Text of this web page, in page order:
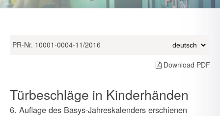
PR-Nr. 10001-0004-11/2016
Download PDF
Türbeschläge in Kinderhänden
6. Auflage des Basys-Jahreskalenders erschienen